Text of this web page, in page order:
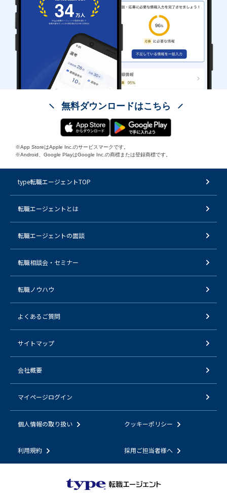
無料ダウンロードはこちら
※App StoreはApple Inc.のサービスマークです。
※Android、Google PlayはGoogle Inc.の商標または登録商標です。
type転職エージェントTOP
転職エージェントとは
転職エージェントの面談
転職相談会・セミナー
転職ノウハウ
よくあるご質問
サイトマップ
会社概要
マイページログイン
個人情報の取り扱い クッキーポリシー
利用規約 採用ご担当者様へ